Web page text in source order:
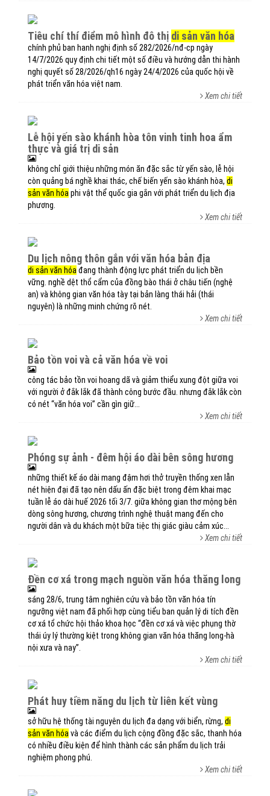
tiêu chí thí điểm mô hình đô thị di sản văn hóa
chính phủ ban hanh nghị định số 282/2026/nđ-cp ngày
14/7/2026 quy định chi tiết một số điều và hướng dẫn thi hành
nghị quyết số 28/2026/qh16 ngày 24/4/2026 của quốc hội về
phát triển văn hóa việt nam.
Xem chi tiết
lễ hội yến sào khánh hòa tôn vinh tinh hoa ẩm
thực và giá trị di sản
không chỉ giới thiệu những món ăn đặc sắc từ yến sào, lễ hội
còn quảng bá nghề khai thác, chế biến yến sào khánh hòa, di
sản văn hóa phi vật thể quốc gia gắn với phát triển du lịch địa
phương.
Xem chi tiết
du lịch nông thôn gắn với văn hóa bản địa
di sản văn hóa đang thành động lực phát triển du lịch bền
vững. nghề dệt thổ cẩm của đồng bào thái ở châu tiến (nghệ
an) và không gian văn hóa tày tại bản làng thái hải (thái
nguyên) là những minh chứng rõ nét.
Xem chi tiết
bảo tồn voi và cả văn hóa về voi
công tác bảo tồn voi hoang dã và giảm thiểu xung đột giữa voi
với người ở đắk lắk đã thành công bước đầu. nhưng đắk lắk còn
có nét “văn hóa voi” cần gìn giữ...
Xem chi tiết
phóng sự ảnh - đêm hội áo dài bên sông hương
những thiết kế áo dài mang đậm hơi thở truyền thống xen lẫn
nét hiện đại đã tạo nên dấu ấn đặc biệt trong đêm khai mạc
tuần lễ áo dài huế 2026 tối 3/7. giữa không gian thơ mộng bên
dòng sông hương, chương trình nghệ thuật mang đến cho
người dân và du khách một bữa tiệc thị giác giàu cảm xúc...
Xem chi tiết
đền cơ xá trong mạch nguồn văn hóa thăng long
sáng 28/6, trung tâm nghiên cứu và bảo tồn văn hóa tín
ngưỡng việt nam đã phối hợp cùng tiểu ban quản lý di tích đền
cơ xá tổ chức hội thảo khoa học “đền cơ xá và việc phụng thờ
thái úy lý thường kiệt trong không gian văn hóa thăng long-hà
nội xưa và nay”.
Xem chi tiết
phát huy tiềm năng du lịch từ liên kết vùng
sở hữu hệ thống tài nguyên du lịch đa dạng với biển, rừng, di
sản văn hóa và các điểm du lịch cộng đồng đặc sắc, thanh hóa
có nhiều điều kiện để hình thành các sản phẩm du lịch trải
nghiệm phong phú.
Xem chi tiết